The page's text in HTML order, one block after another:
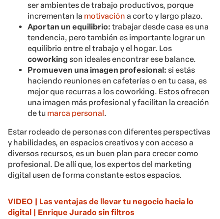
ser ambientes de trabajo productivos, porque
incrementan la motivación a corto y largo plazo.
Aportan un equilibrio: trabajar desde casa es una
tendencia, pero también es importante lograr un
equilibrio entre el trabajo y el hogar. Los
coworking son ideales encontrar ese balance.
Promueven una imagen profesional: si estás
haciendo reuniones en cafeterías o en tu casa, es
mejor que recurras a los coworking. Estos ofrecen
una imagen más profesional y facilitan la creación
de tu marca personal .
Estar rodeado de personas con diferentes perspectivas
y habilidades, en espacios creativos y con acceso a
diversos recursos, es un buen plan para crecer como
profesional. De allí que, los expertos del marketing
digital usen de forma constante estos espacios.
VIDEO | Las ventajas de llevar tu negocio hacia lo
digital | Enrique Jurado sin filtros